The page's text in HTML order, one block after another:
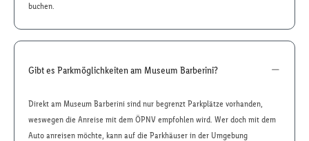
buchen.
Gibt es Parkmöglichkeiten am Museum Barberini?
Direkt am Museum Barberini sind nur begrenzt Parkplätze vorhanden,
weswegen die Anreise mit dem ÖPNV empfohlen wird. Wer doch mit dem
Auto anreisen möchte, kann auf die Parkhäuser in der Umgebung